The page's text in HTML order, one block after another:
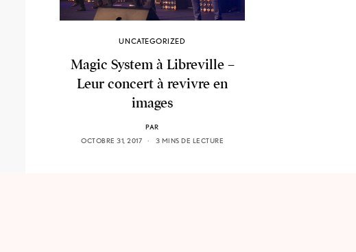
UNCATEGORIZED
Magic System à Libreville –
Leur concert à revivre en
images
PAR
OCTOBRE 31, 2017
3 MINS DE LECTURE